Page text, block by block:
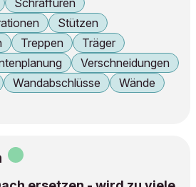
Schraffuren
Stützen
Treppen
Träger
Verschneidungen
Wandabschlüsse
Wände